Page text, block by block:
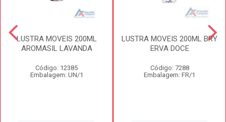
LUSTRA MOVEIS 200ML
AROMASIL LAVANDA
Código: 12385
Embalagem: UN/1
LUSTRA MOVEIS 200ML BRY
ERVA DOCE
Código: 7288
Embalagem: FR/1